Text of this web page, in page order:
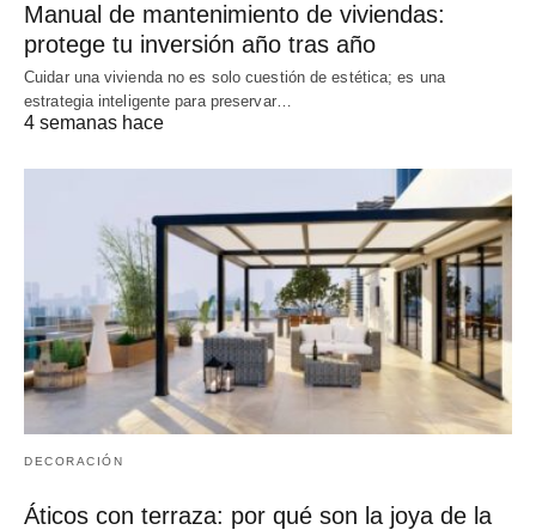
Manual de mantenimiento de viviendas:
protege tu inversión año tras año
Cuidar una vivienda no es solo cuestión de estética; es una
estrategia inteligente para preservar…
4 semanas hace
DECORACIÓN
Áticos con terraza: por qué son la joya de la